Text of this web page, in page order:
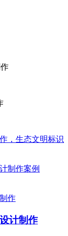
，生态文明标识
制作案例
计制作